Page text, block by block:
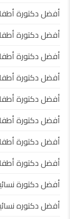
أفضل دكتورة
أفضل دكتورة
أفضل دكتورة
أفضل دكتورة
أفضل دكتورة
أفضل دكتورة
أفضل دكتورة
أفضل دكتورة
أفضل دكتورة
أفضل دكتوره